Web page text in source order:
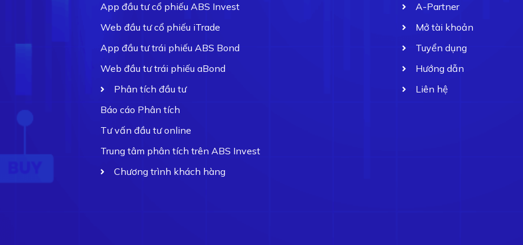
App đầu tư cổ phiếu ABS Invest
Web đầu tư cổ phiếu iTrade
App đầu tư trái phiếu ABS Bond
Web đầu tư trái phiếu aBond
Phân tích đầu tư
Báo cáo Phân tích
Tư vấn đầu tư online
Trung tâm phân tích trên ABS Invest
Chương trình khách hàng
A-Partner
Mở tài khoản
Tuyển dụng
Hướng dẫn
Liên hệ